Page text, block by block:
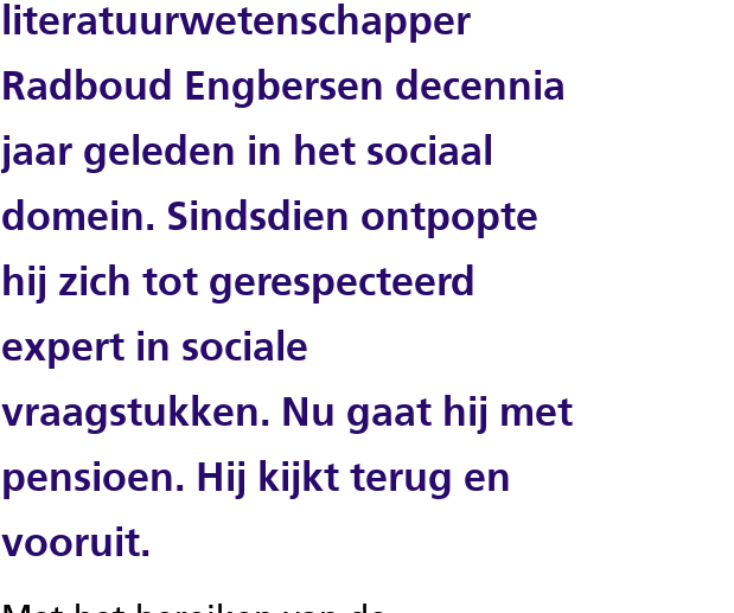
literatuurwetenschapper
Radboud Engbersen decennia
jaar geleden in het sociaal
domein. Sindsdien ontpopte
hij zich tot gerespecteerd
expert in sociale
vraagstukken. Nu gaat hij met
pensioen. Hij kijkt terug en
vooruit.